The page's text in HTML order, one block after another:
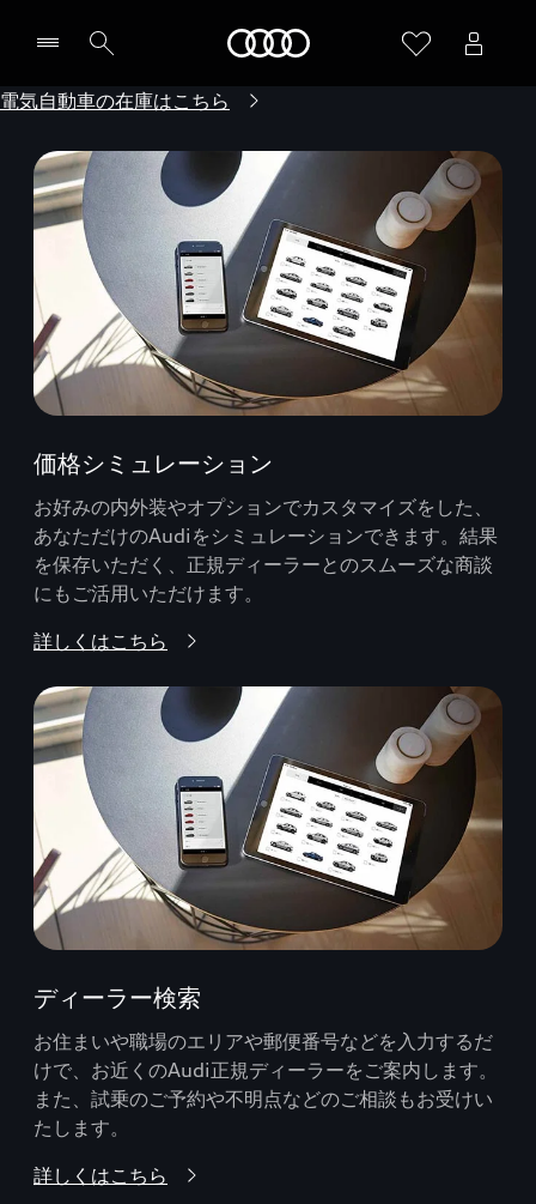
電気自動車の在庫はこちら
価格シミュレーション
お好みの内外装やオプションでカスタマイズをした、
あなただけのAudiをシミュレーションできます。結果
を保存いただく、正規ディーラーとのスムーズな商談
にもご活用いただけます。
詳しくはこちら
ディーラー検索
お住まいや職場のエリアや郵便番号などを入力するだ
けで、お近くのAudi正規ディーラーをご案内します。
また、試乗のご予約や不明点などのご相談もお受けい
たします。
詳しくはこちら